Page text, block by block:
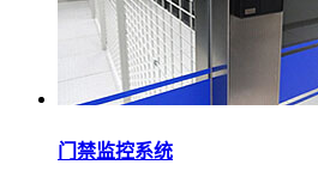
门禁监控系统